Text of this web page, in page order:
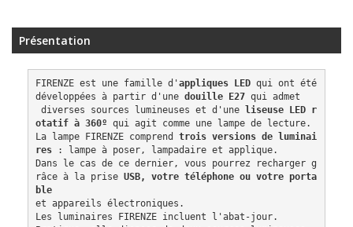
Présentation
FIRENZE est une famille d' appliques LED qui ont été
développées à partir d'une douille E27 qui admet
diverses sources lumineuses et d'une liseuse LED r
otatif à 360º qui agit comme une lampe de lecture.
La lampe FIRENZE comprend trois versions de luminai
res : lampe à poser, lampadaire et applique.
Dans le cas de ce dernier, vous pourrez recharger g
râce à la prise USB, votre téléphone ou votre porta
ble
et appareils électroniques.
Les luminaires FIRENZE incluent l'abat-jour.